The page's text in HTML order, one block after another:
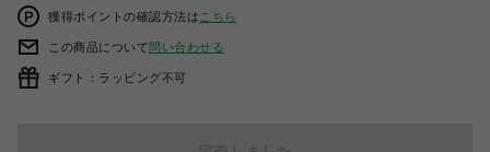
獲得ポイントの確認方法は こちら
この商品について問い合わせる
ギフト：ラッピング不可